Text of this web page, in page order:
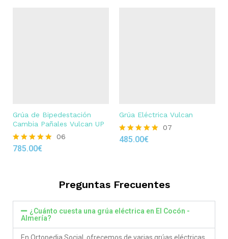
Grúa de Bipedestación
Cambia Pañales Vulcan UP
Rated
06
785.00€
Grúa Eléctrica Vulcan
Rated
07
485.00€
Preguntas Frecuentes
¿Cuánto cuesta una grúa eléctrica en El Cocón -
Almería?